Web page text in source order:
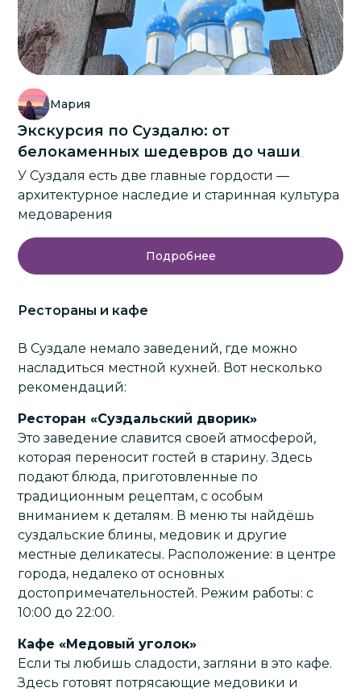
Мария
Экскурсия по Суздалю: от
белокаменных шедевров до чаши
медовухи
У Суздаля есть две главные гордости —
архитектурное наследие и старинная культура
медоварения
Подробнее
Рестораны и кафе
В Суздале немало заведений, где можно
насладиться местной кухней. Вот несколько
рекомендаций:
Ресторан «Суздальский дворик»
Это заведение славится своей атмосферой,
которая переносит гостей в старину. Здесь
подают блюда, приготовленные по
традиционным рецептам, с особым
вниманием к деталям. В меню ты найдёшь
суздальские блины, медовик и другие
местные деликатесы. Расположение: в центре
города, недалеко от основных
достопримечательностей. Режим работы: с
10:00 до 22:00.
Кафе «Медовый уголок»
Если ты любишь сладости, загляни в это кафе.
Здесь готовят потрясающие медовики и